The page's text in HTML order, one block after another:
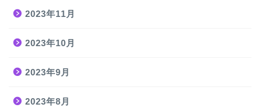
2023年11月
2023年10月
2023年9月
2023年8月